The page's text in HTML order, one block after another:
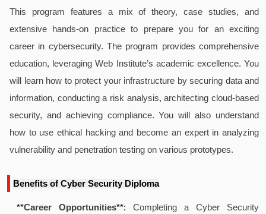
This program features a mix of theory, case studies, and
extensive hands-on practice to prepare you for an exciting
career in cybersecurity. The program provides comprehensive
education, leveraging Web Institute’s academic excellence. You
will learn how to protect your infrastructure by securing data and
information, conducting a risk analysis, architecting cloud-based
security, and achieving compliance. You will also understand
how to use ethical hacking and become an expert in analyzing
vulnerability and penetration testing on various prototypes.
Benefits of Cyber Security Diploma
**Career Opportunities**: Completing a Cyber Security